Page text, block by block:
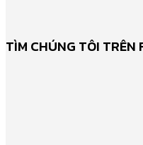
TÌM CHÚNG TÔI TRÊN